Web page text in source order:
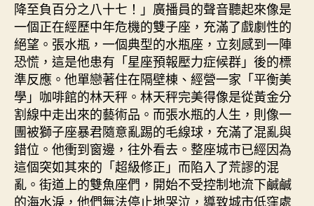
降至負百分之八十七！」廣播員的聲音聽起來像是
一個正在經歷中年危機的雙子座，充滿了戲劇性的
絕望。張水瓶，一個典型的水瓶座，立刻感到一陣
恐慌，這是他患有「星座預報壓力症候群」後的標
準反應。他單戀著住在隔壁棟、經營一家「平衡美
學」咖啡館的林天秤。林天秤完美得像是從黃金分
割線中走出來的藝術品。而張水瓶的人生，則像一
團被獅子座暴君隨意亂踢的毛線球，充滿了混亂與
錯位。他衝到窗邊，往外看去。整座城市已經因為
這個突如其來的「超級修正」而陷入了荒謬的混
亂。街道上的雙魚座們，開始不受控制地流下鹹鹹
的海水淚，他們無法停止地哭泣，導致城市低窪處